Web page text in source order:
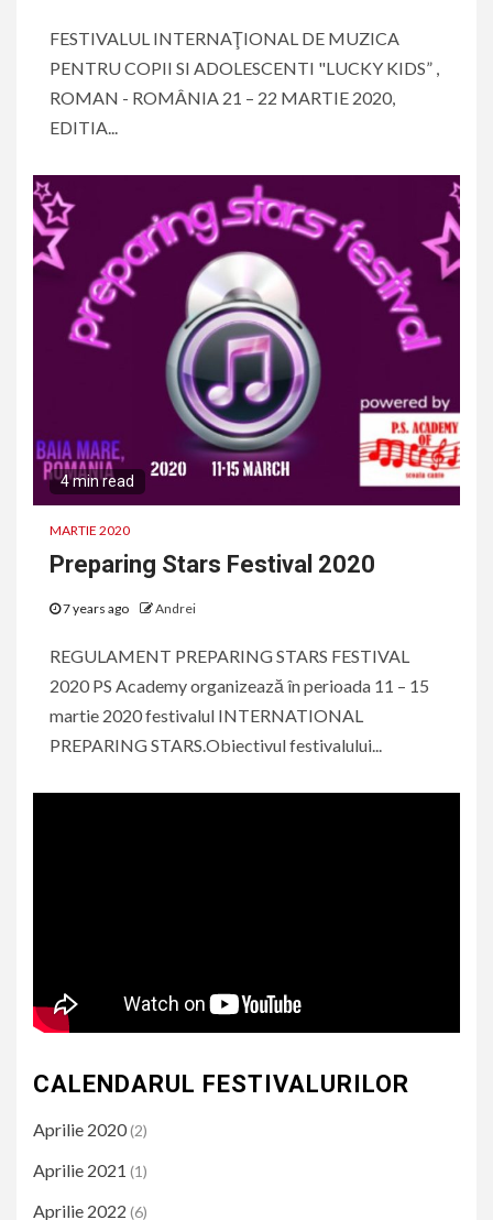
FESTIVALUL INTERNAŢIONAL DE MUZICA
PENTRU COPII SI ADOLESCENTI "LUCKY KIDS” ,
ROMAN - ROMÂNIA 21 – 22 MARTIE 2020,
EDITIA...
4 min read
MARTIE 2020
Preparing Stars Festival 2020
7 years ago Andrei
REGULAMENT PREPARING STARS FESTIVAL
2020 PS Academy organizează în perioada 11 – 15
martie 2020 festivalul INTERNATIONAL
PREPARING STARS.Obiectivul festivalului...
CALENDARUL FESTIVALURILOR
Aprilie 2020(2)
Aprilie 2021 (1)
Aprilie 2022 (6)